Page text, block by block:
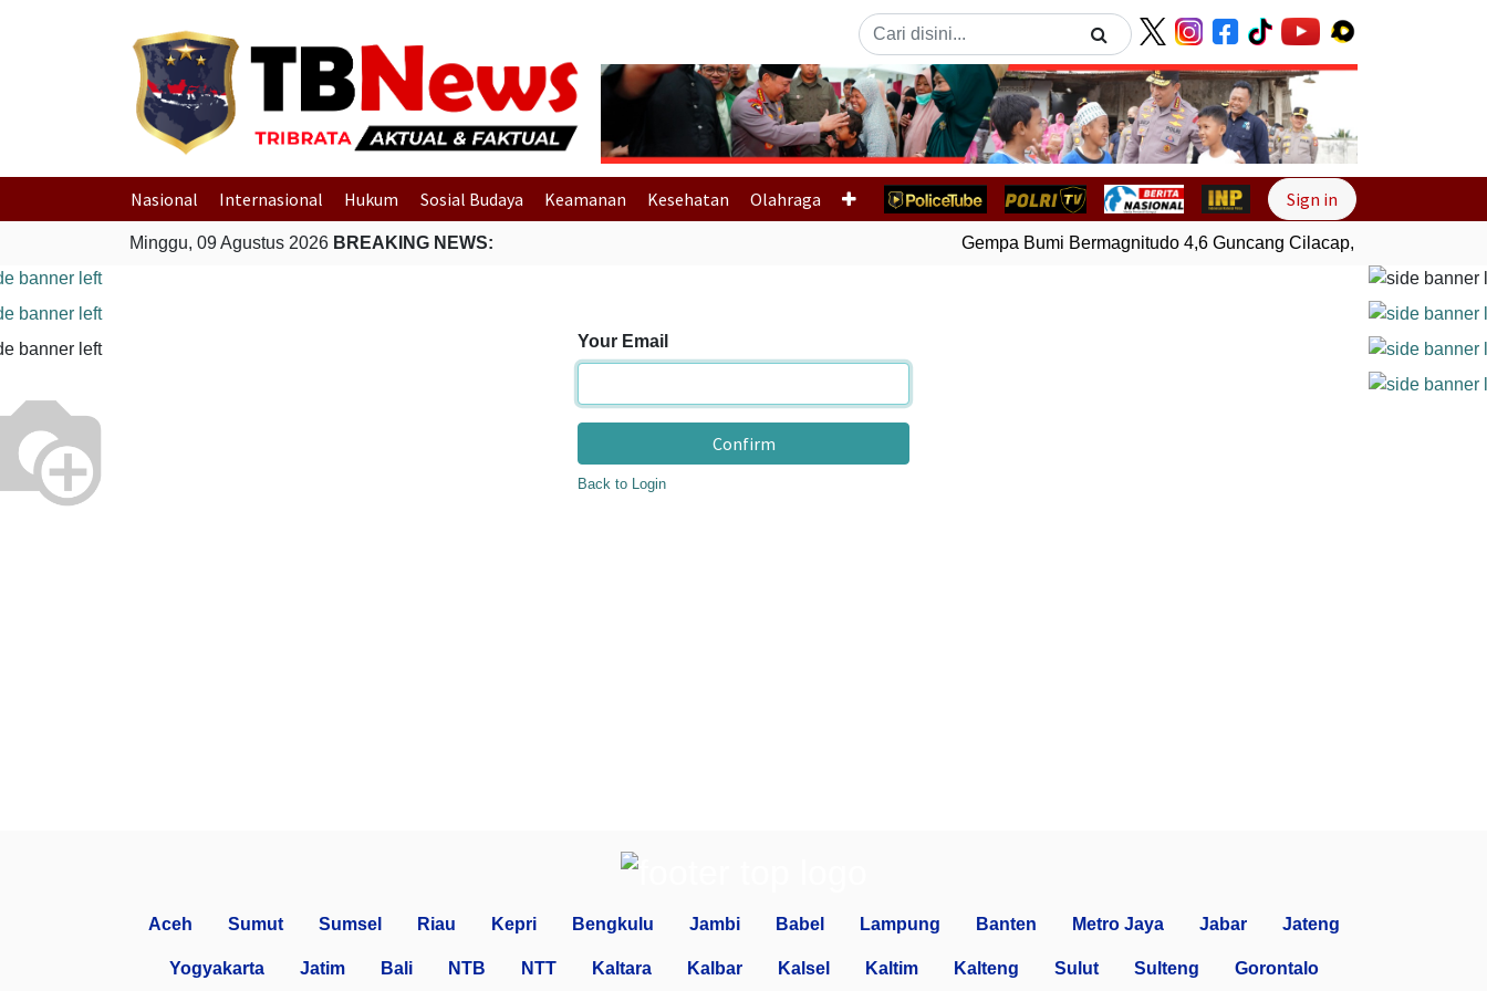
Previous Next
Nasional Internasional Hukum Sosial Budaya Keamanan Kesehatan Olahraga Sign in
Minggu, 09 Agustus 2026 BREAKING NEWS: Gempa Bumi Bermagnitudo 4,6 Guncang Cilacap, Jawa Tengah
Your Email
Confirm
Back to Login
Aceh Sumut Sumsel Riau Kepri Bengkulu Jambi Babel Lampung Banten Metro Jaya Jabar Jateng
Yogyakarta Jatim Bali NTB NTT Kaltara Kalbar Kalsel Kaltim Kalteng Sulut Sulteng Gorontalo